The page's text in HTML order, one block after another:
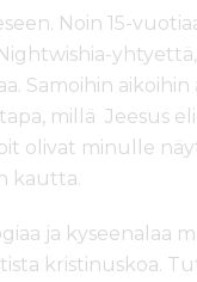
Noin 15-
Samoihin
millä Jeesus
olivat minulle
kautta.
ja kyseenalaa
kristinuskoa.